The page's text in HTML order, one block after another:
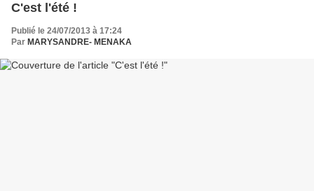
C'est l'été !
Publié le 24/07/2013 à 17:24
Par MARYSANDRE- MENAKA